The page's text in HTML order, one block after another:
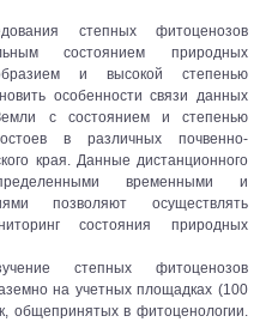
степных фитоценозов
состоянием природных
и высокой степенью
особенности связи данных
с состоянием и степенью
в различных почвенно-
края. Данные дистанционного
временными и
позволяют осуществлять
состояния природных
степных фитоценозов
на учетных площадках (100
общепринятых в фитоценологии.